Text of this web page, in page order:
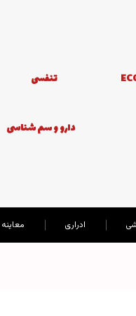
تنفسی
دارو و سم شناسی
ادراری معاینه